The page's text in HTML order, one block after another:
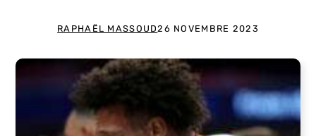
RAPHAËL MASSOUD26 NOVEMBRE 2023